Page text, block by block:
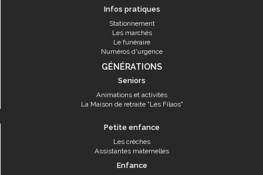
Infos pratiques
Stationnement
Les marchés
Le funéraire
Numéros d'urgence
GÉNÉRATIONS
Seniors
Animations et activités
La Maison de retraite "Les Filaos"
Petite enfance
Les crèches
Assistantes maternelles
Enfance